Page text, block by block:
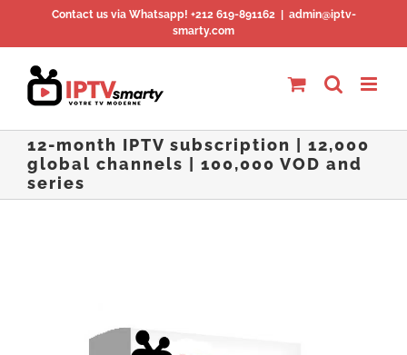
to
content
Contact us via Whatsapp! +212 619-891162
admin@iptv-
smarty.com
12-month IPTV subscription | 12,000
global channels | 100,000 VOD and
series